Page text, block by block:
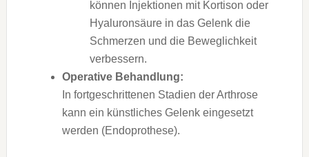
können Injektionen mit Kortison oder
Hyaluronsäure in das Gelenk die
Schmerzen und die Beweglichkeit
verbessern.
Operative Behandlung:
In fortgeschrittenen Stadien der Arthrose
kann ein künstliches Gelenk eingesetzt
werden (Endoprothese).